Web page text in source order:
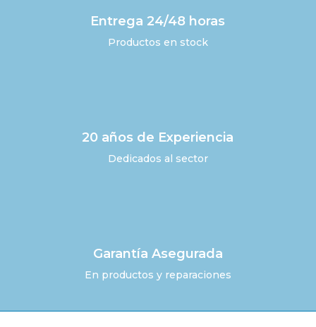
Entrega 24/48 horas
Productos en stock
20 años de Experiencia
Dedicados al sector
Garantía Asegurada
En productos y reparaciones